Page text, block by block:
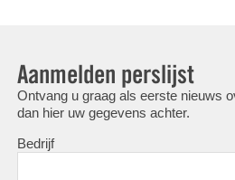
Aanmelden perslijst
Ontvang u graag als eerste nieuws
dan hier uw gegevens achter.
Bedrijf